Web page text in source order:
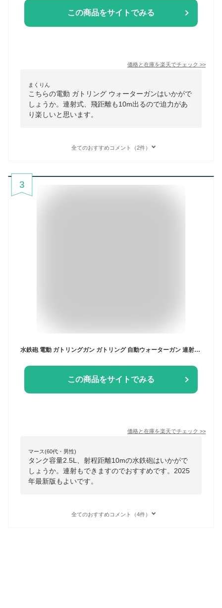
この商品をサイトでみる
価格と在庫を楽天でチェック >>
まくりん
こちらの電動 ガトリング ウォーターガンはいかがで
しょうか。連射式、飛距離も10m出るので迫力があ
り楽しいと思います。
全てのおすすめコメント（2件）
3
水鉄砲 電動 ガトリングガン ガトリング 自動ウォーターガン 連射水鉄砲 タンク容量2.5L 射程距離 10m 水遊び おもちゃ 海水浴 プール 夏休み 夏祭り 子供 大人兼用 誕生日 プレゼント
この商品をサイトでみる
価格と在庫を楽天でチェック >>
マース(60代・男性)
タンク容量2.5L、射程距離10mの水鉄砲はいかがで
しょうか。連射もできますのでおすすめです。2025
年最新版もよいです。
全てのおすすめコメント（4件）